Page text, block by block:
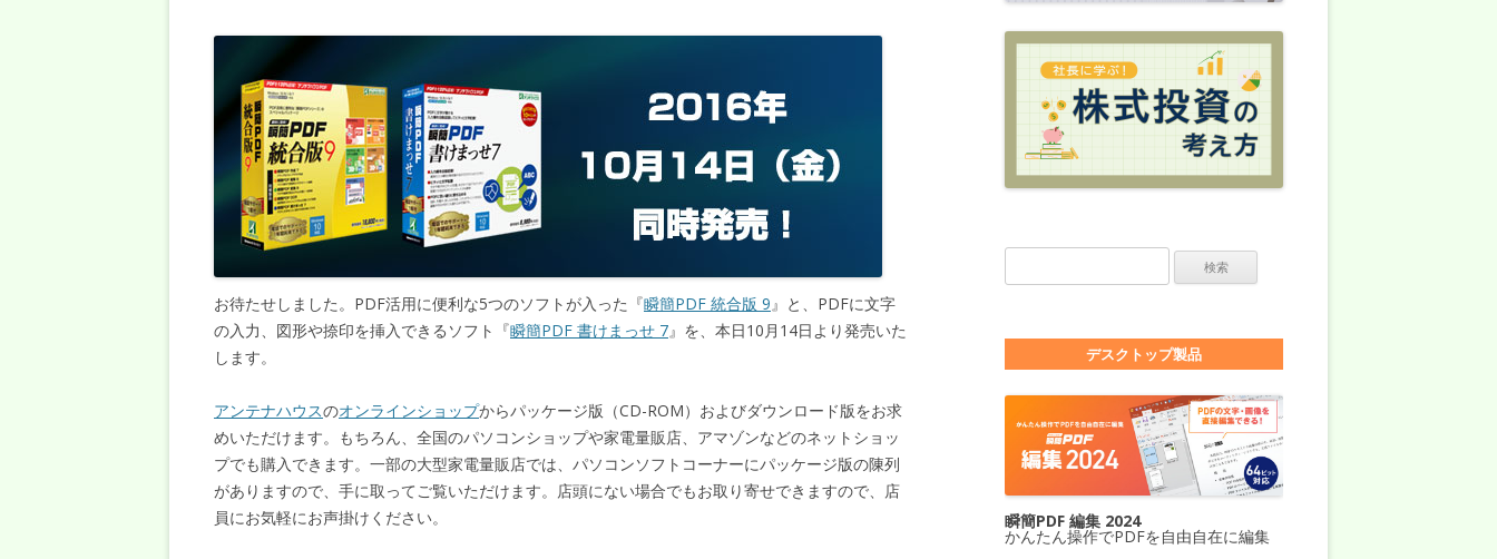
お待たせしました。PDF活用に便利な5つのソフトが入った『瞬簡PDF 統合版 9』と、PDFに文字
の入力、図形や捺印を挿入できるソフト『瞬簡PDF 書けまっせ 7』を、本日10月14日より発売いた
します。
アンテナハウスのオンラインショップからパッケージ版（CD-ROM）およびダウンロード版をお求
めいただけます。もちろん、全国のパソコンショップや家電量販店、アマゾンなどのネットショッ
プでも購入できます。一部の大型家電量販店では、パソコンソフトコーナーにパッケージ版の陳列
がありますので、手に取ってご覧いただけます。店頭にない場合でもお取り寄せできますので、店
員にお気軽にお声掛けください。
デスクトップ製品
瞬簡PDF 編集 2024
かんたん操作でPDFを自由自在に編集